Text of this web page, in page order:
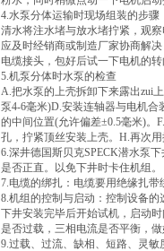
4.水泵分体运输时现场组装的步
清水将注水堵与放水堵拧紧，观
应及时经销商或制造厂家协商解
电缆接头，包好后试一下电机的
5.机泵分体时水泵的检查
A.把水泵的上壳拆卸下来露出zui
泵4-6毫米)D.安装连轴器与电机
的中间位置(允许偏差±0.5毫米)。
孔，拧紧顶丝安装上壳。H.再次
6.深井德国斯贝克SPECK潜水泵
是否正直。以免下井时卡住机组。
7.电缆的绑扎：电缆要用绝缘扎
8.机组的控制与启动：控制设备
下井安装完毕后开始试机，启动
是否过载，三相电流是否平衡，
9.过载、过流、缺相、短路、灵